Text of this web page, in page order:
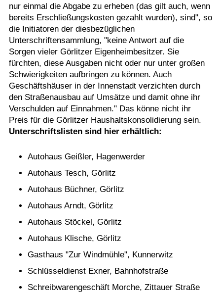
nur einmal die Abgabe zu erheben (das gilt auch, wenn
bereits Erschließungskosten gezahlt wurden), sind", so
die Initiatoren der diesbezüglichen
Unterschriftensammlung, "keine Antwort auf die
Sorgen vieler Görlitzer Eigenheimbesitzer. Sie
fürchten, diese Ausgaben nicht oder nur unter großen
Schwierigkeiten aufbringen zu können. Auch
Geschäftshäuser in der Innenstadt verzichten durch
den Straßenausbau auf Umsätze und damit ohne ihr
Verschulden auf Einnahmen." Das könne nicht ihr
Preis für die Görlitzer Haushaltskonsolidierung sein.
Unterschriftslisten sind hier erhältlich:
Autohaus Geißler, Hagenwerder
Autohaus Tesch, Görlitz
Autohaus Büchner, Görlitz
Autohaus Arndt, Görlitz
Autohaus Stöckel, Görlitz
Autohaus Klische, Görlitz
Gasthaus "Zur Windmühle", Kunnerwitz
Schlüsseldienst Exner, Bahnhofstraße
Schreibwarengeschäft Morche, Zittauer Straße